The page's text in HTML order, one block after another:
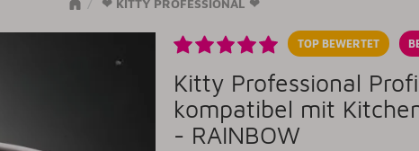
❤ KITTY PROFESSIONAL ❤
TOP BEWERTET
Kitty Professional
kompatibel mit
- RAINBOW